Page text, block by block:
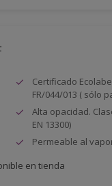
Certificado
FR/044/013 ( sólo
Alta opacidad.
EN 13300)
Permeable al
en tienda